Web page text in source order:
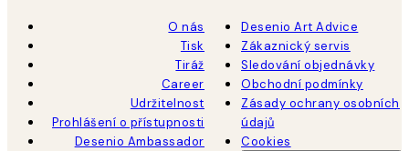
O nás
Tisk
Tiráž
Career
Udržitelnost
Prohlášení o přístupnosti
Desenio Ambassador
Desenio Art Advice
Zákaznický servis
Sledování objednávky
Obchodní podmínky
Zásady ochrany osobních
údajů
Cookies